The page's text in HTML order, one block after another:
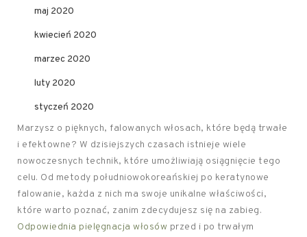
maj 2020
kwiecień 2020
marzec 2020
luty 2020
styczeń 2020
Marzysz o pięknych, falowanych włosach, które będą trwałe
i efektowne? W dzisiejszych czasach istnieje wiele
nowoczesnych technik, które umożliwiają osiągnięcie tego
celu. Od metody południowokoreańskiej po keratynowe
falowanie, każda z nich ma swoje unikalne właściwości,
które warto poznać, zanim zdecydujesz się na zabieg.
Odpowiednia pielęgnacja włosów przed i po trwałym